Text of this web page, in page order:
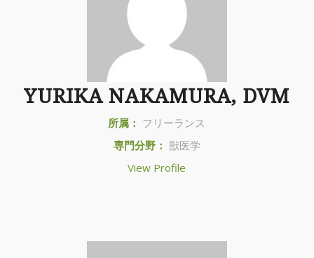
YURIKA NAKAMURA, DVM
所属： フリーランス
専門分野： 獣医学
View Profile